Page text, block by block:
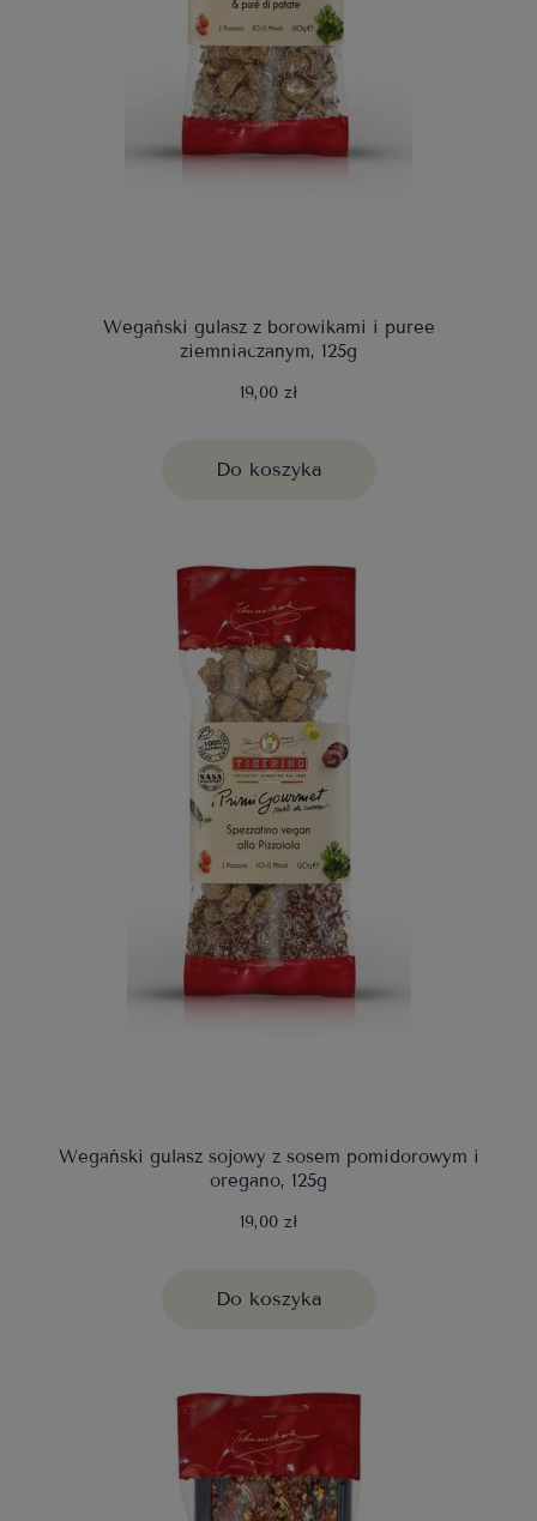
Wegański gulasz z borowikami i puree
ziemniaczanym, 125g
19,00 zł
Do koszyka
Wegański gulasz sojowy z sosem pomidorowym i
oregano, 125g
19,00 zł
Do koszyka